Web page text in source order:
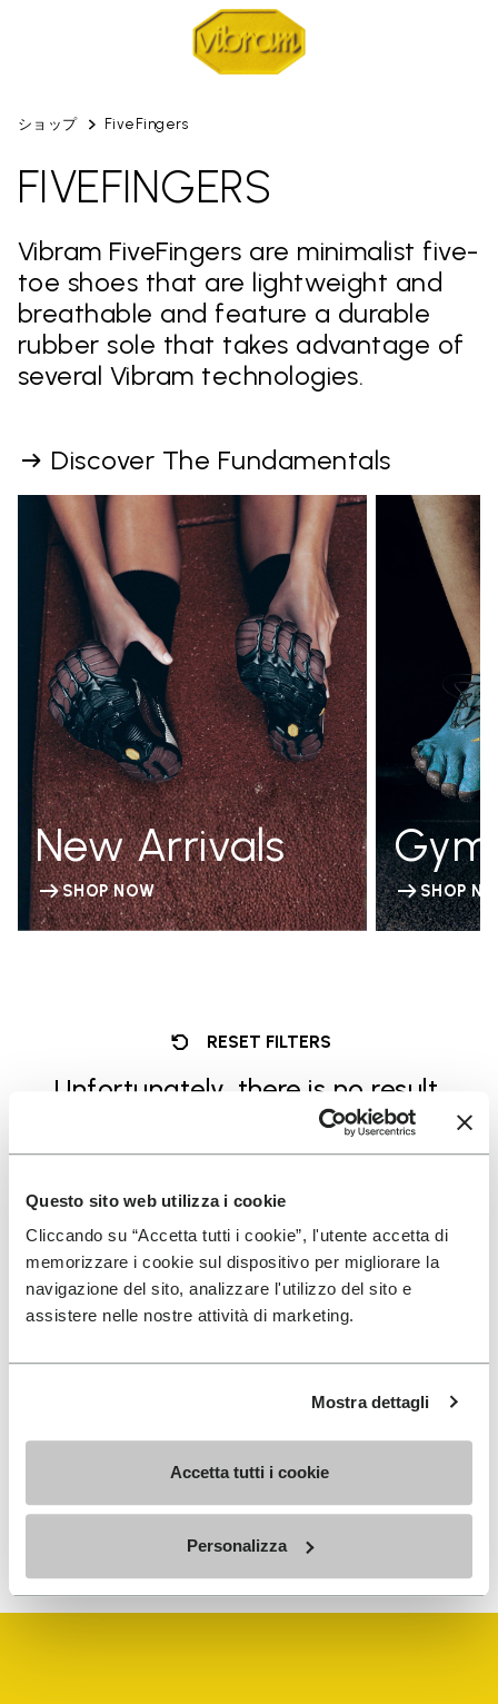
Questo sito web utilizza i cookie
Cliccando su “Accetta tutti i cookie”, l'utente accetta di
memorizzare i cookie sul dispositivo per migliorare la
navigazione del sito, analizzare l'utilizzo del sito e
assistere nelle nostre attività di marketing.
Mostra dettagli
Accetta tutti i cookie
Personalizza
ショップ FiveFingers
FIVEFINGERS
Vibram FiveFingers are minimalist five-
toe shoes that are lightweight and
breathable and feature a durable
rubber sole that takes advantage of
several Vibram technologies.
Discover The Fundamentals
New Arrivals
SHOP NOW
Gym
SHOP
RESET FILTERS
Unfortunately, there is no result.
サインアップして最新情報へアクセス
し、私のデータがプロファイリングに使用されて私
の体験をパーソナライズすることを理解しています
当社がお客様のデータをどのように処理するかについては、当社の